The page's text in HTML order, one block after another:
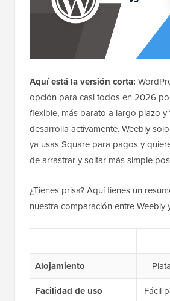
Aquí está la versión corta:
opción para casi todos en 2026
flexible, más barato a largo plazo y
desarrolla activamente. Weebly
ya usas Square para pagos y
de arrastrar y soltar más simple
¿Tienes prisa? Aquí tienes un
nuestra comparación entre Weebly
Alojamiento
Facilidad de uso Fácil